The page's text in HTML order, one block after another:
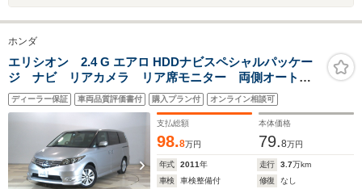
ホンダ
エリシオン 2.4 G エアロ HDDナビスペシャルパッケー
ジ ナビ リアカメラ リア席モニター 両側オートス
ライド コーナーセンサー HID ETC スマートキー
アルミ フォグ ベンチシート
ディーラー保証 車両品質評価書付 購入プラン付 オンライン相談可
支払総額
98.8万円
本体価格
79.8万円
年式 2011年 走行 3.7万km
車検
車検整備付 修復
なし